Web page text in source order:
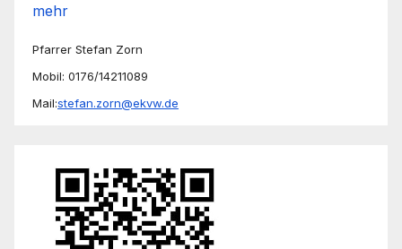
mehr
Pfarrer Stefan Zorn
Mobil: 0176/14211089
Mail:stefan.zorn@ekvw.de